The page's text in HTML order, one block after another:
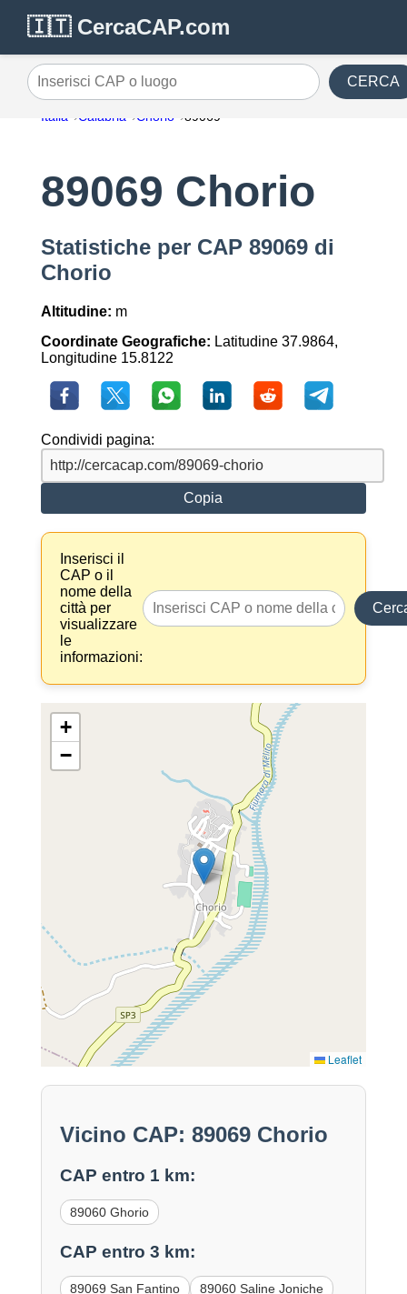
🇮🇹 CercaCAP.com
Inserisci CAP o luogo CERCA
Italia Calabria Chorio 89069
89069 Chorio
Statistiche per CAP 89069 di
Chorio
Altitudine: m
Coordinate Geografiche: Latitudine 37.9864,
Longitudine 15.8122
Condividi pagina:
Copia
Inserisci il
CAP o il
nome della
città per
visualizzare
le
informazioni:
+
−
Leaflet
Vicino CAP: 89069 Chorio
CAP entro 1 km:
89060 Ghorio
CAP entro 3 km:
89069 San Fantino
89060 Saline Joniche